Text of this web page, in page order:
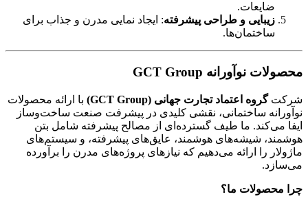
ضایعات.
زیبایی و طراحی پیشرفته: ایجاد نمایی مدرن و جذاب برای
ساختمان‌ها.
محصولات نوآورانه GCT Group
شرکتگروه اعتماد تجارت جهانی (GCT Group)
با ارائه محصولات
نوآورانه ساختمانی، نقشی کلیدی در پیشرفت صنعت ساخت‌وساز
ایفا می‌کند. ما طیف گسترده‌ای از مصالح پیشرفته شامل بتن
هوشمند، شیشه‌های هوشمند، عایق‌های پیشرفته، و سیستم‌های
ماژولار را ارائه می‌دهیم که نیازهای پروژه‌های مدرن را برآورده
می‌سازد.
چرا محصولات ما؟